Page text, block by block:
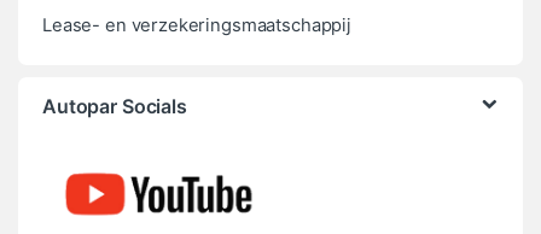
Lease- en verzekeringsmaatschappij
Autopar Socials